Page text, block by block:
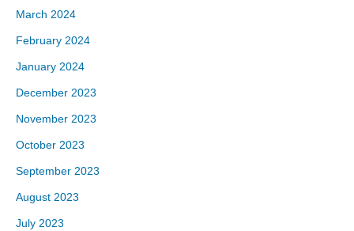
March 2024
February 2024
January 2024
December 2023
November 2023
October 2023
September 2023
August 2023
July 2023